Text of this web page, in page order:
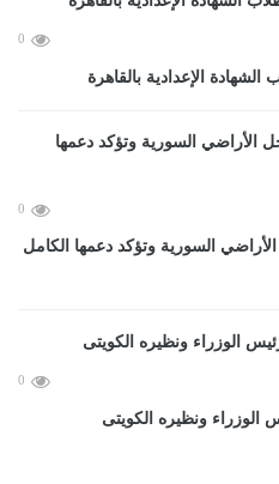
0
الإعدادية بالقاهرة
0
السورية وتؤكد دعمها الكامل
0
ونظيره الكويتى